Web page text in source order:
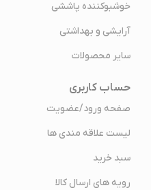
خوشبوکننده پاششی
آرایشی و بهداشتی
سایر محصولات
حساب کاربری
صفحه ورود/عضویت
لیست علاقه مندی ها
سبد خرید
رویه های ارسال کالا